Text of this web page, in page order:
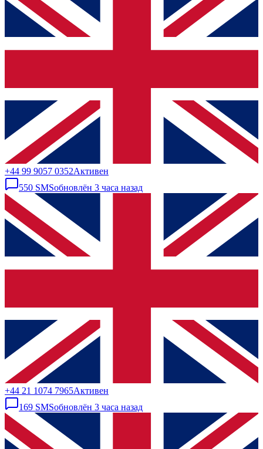
+44 99 9057 0352Активен
550 SMSобновлён 3 часа назад
+44 21 1074 7965Активен
169 SMSобновлён 3 часа назад